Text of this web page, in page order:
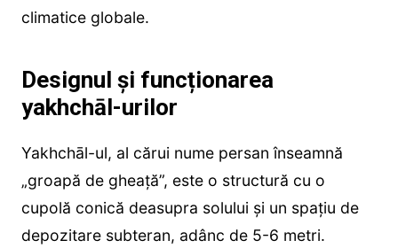
climatice globale.
Designul și funcționarea
yakhchāl-urilor
Yakhchāl-ul, al cărui nume persan înseamnă
„groapă de gheață”, este o structură cu o
cupolă conică deasupra solului și un spațiu de
depozitare subteran, adânc de 5-6 metri.